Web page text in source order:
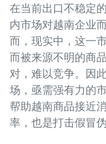
在当前出口不稳定
内市场对越南企业
而，现实中，这一
而被来源不明的商
对，难以竞争。因
场，亟需强有力的
帮助越南商品接近
率，也是打击假冒